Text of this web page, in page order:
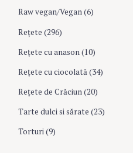
Raw vegan/Vegan(6)
Rețete (296)
Reţete cu anason(10)
Reţete cu ciocolată(34)
Reţete de Crăciun(20)
Tarte dulci si sărate (23)
Torturi(9)